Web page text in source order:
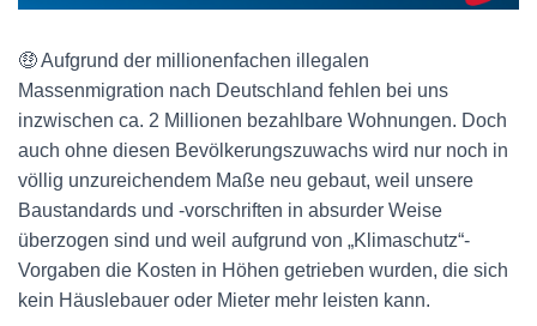
🤑 Aufgrund der millionenfachen illegalen
Massenmigration nach Deutschland fehlen bei uns
inzwischen ca. 2 Millionen bezahlbare Wohnungen. Doch
auch ohne diesen Bevölkerungszuwachs wird nur noch in
völlig unzureichendem Maße neu gebaut, weil unsere
Baustandards und -vorschriften in absurder Weise
überzogen sind und weil aufgrund von „Klimaschutz“-
Vorgaben die Kosten in Höhen getrieben wurden, die sich
kein Häuslebauer oder Mieter mehr leisten kann.